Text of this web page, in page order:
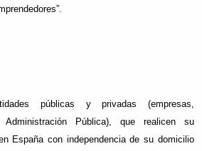
públicas y privadas (empresas,
Administración Pública), que realicen su
España con independencia de su domicilio